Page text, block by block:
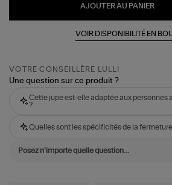
AJOUTER AU PANIER
VOIR DISPONIBILITÉ EN
VOTRE CONSEILLÈRE LULLI
Une question sur ce produit ?
Cette jupe est-elle adaptée aux personnes
?
Quelles sont les spécificités de la